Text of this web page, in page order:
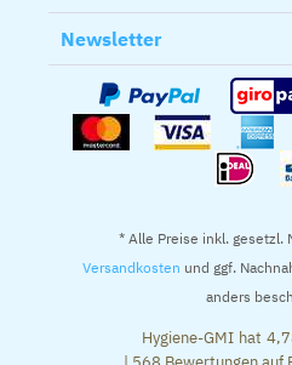
Newsletter
* Alle Preise inkl. gesetzl.
Versandkosten und ggf.
anders
Hygiene-GMI hat